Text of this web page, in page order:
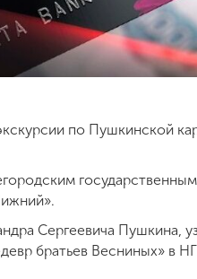
по Пушкинской
государственным
Сергеевича Пушкина,
братьев Весниных» в